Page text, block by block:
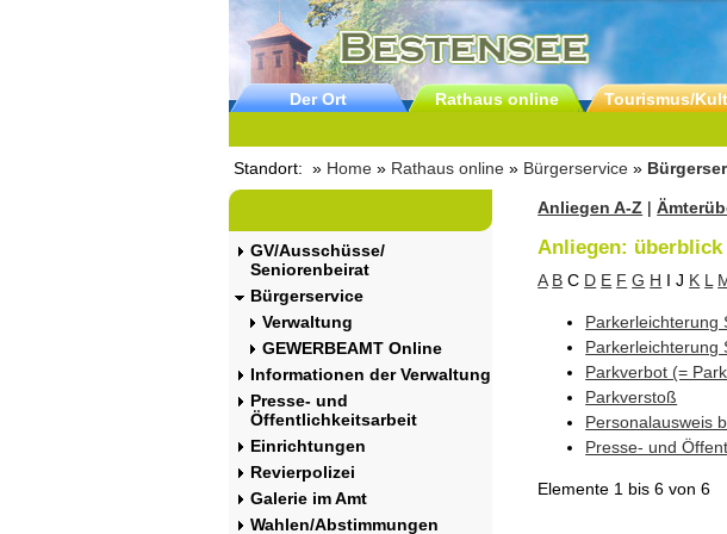
Der Ort Rathaus online Tourismus/
Standort: » Home » Rathaus online » Bürgerservice »
GV/Ausschüsse/
Seniorenbeirat
Bürgerservice
Verwaltung
GEWERBEAMT Online
Informationen der Verwaltung
Presse- und
Öffentlichkeitsarbeit
Einrichtungen
Revierpolizei
Galerie im Amt
Wahlen/Abstimmungen
Anliegen A-Z |
Anliegen: überblick
A B C D E F G H I J K L
Parkerleichterung
Parkerleichterung
Parkverbot (=
Parkverstoß
Personalausweis
Presse- und
Elemente 1 bis 6 von6